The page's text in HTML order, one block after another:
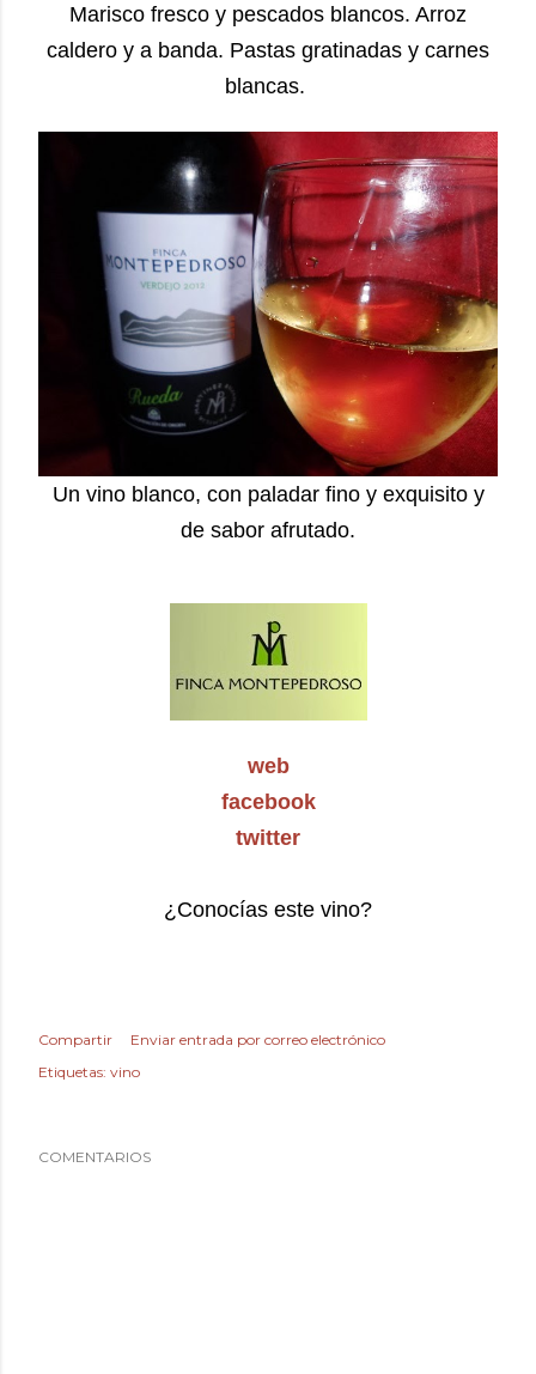
Marisco fresco y pescados blancos. Arroz
caldero y a banda. Pastas gratinadas y carnes
blancas.
Un vino blanco, con paladar fino y exquisito y
de sabor afrutado.
web
facebook
twitter
¿Conocías este vino?
Compartir
Enviar entrada por correo electrónico
Etiquetas: vino
COMENTARIOS